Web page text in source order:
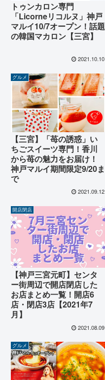
トゥンカロン専門
「Licorneリコルヌ」神戸
マルイ10/7オープン！話題
の韓国マカロン【三宮】
2021.10.10
グルメ
【三宮】「苺の誘惑」い
ちごスイーツ専門！香川
から苺の魅力をお届け！
神戸マルイ期間限定9/20ま
で
2021.09.12
開店閉店
【神戸三宮元町】センタ
ー街周辺で開店閉店した
お店まとめ一覧！開店6
店・閉店3店【2021年7
月】
2021.08.09
グルメ